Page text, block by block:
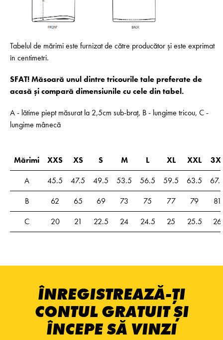
Tabelul de mărimi este furnizat de către producător și este exprimat
în centimetri.
SFAT! Măsoară unul dintre tricourile tale preferate de
acasă și compară dimensiunile cu cele din tabel.
A - lătime piept măsurat la 2,5cm sub-braț, B - lungime tricou, C -
lungime mânecă
Mărimi XXS XS S M L XL XXL
A
45.5 47.5 49.5 53.5 56.5 59.5 63.5
B
62 65 69 73 75 77 79
81
C
20 21 22.5 24 24.5 25 25.5 26
ÎNREGISTREAZĂ-ȚI
CONTUL GRATUIT ȘI
ÎNCEPE SĂ VINZI